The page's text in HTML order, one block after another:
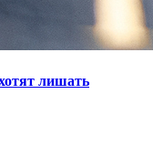
лишать